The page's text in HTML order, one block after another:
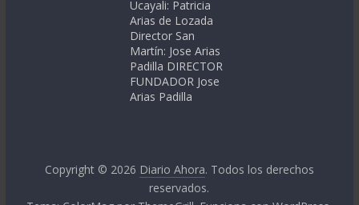
Ucayali: Patricia
Arias de Lozada
Director San
Martín: Jose Arias
Padilla DIRECTOR
FUNDADOR Jose
Arias Padilla
Copyright © 2026 Diario Ahora. Todos los derechos
reservados.